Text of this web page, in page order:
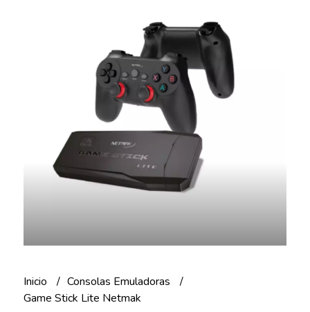
Inicio
Consolas Emuladoras
Game Stick Lite Netmak